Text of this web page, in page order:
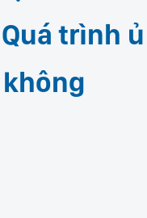
trình